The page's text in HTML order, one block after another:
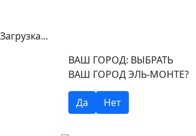
Загрузка...
ВАШ ГОРОД: ВЫБРАТЬ
ВАШ ГОРОД ЭЛЬ-МОНТЕ?
Да Нет